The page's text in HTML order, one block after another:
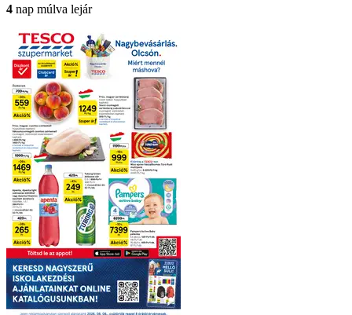
4 nap múlva lejár